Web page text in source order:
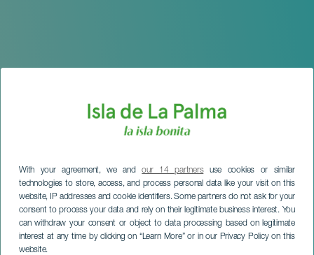
With your agreement, we andour 14 partnersuse cookies or similar
technologies to store, access, and process personal data like your visit on this
website, IP addresses and cookie identifiers. Some partners do not ask for your
consent to process your data and rely on their legitimate business interest. You
can withdraw your consent or object to data processing based on legitimate
interest at any time by clicking on “Learn More” or in our Privacy Policy on this
website.